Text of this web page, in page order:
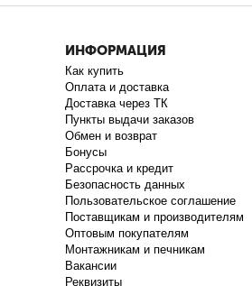
ИНФОРМАЦИЯ
Как купить
Оплата и доставка
Доставка через ТК
Пункты выдачи заказов
Обмен и возврат
Бонусы
Рассрочка и кредит
Безопасность данных
Пользовательское соглашение
Поставщикам и производителям
Оптовым покупателям
Монтажникам и печникам
Вакансии
Реквизиты